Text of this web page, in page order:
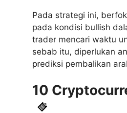
Pada strategi ini,
pada kondisi bullish
trader mencari waktu
sebab itu, diperlukan
prediksi pembalikan
10